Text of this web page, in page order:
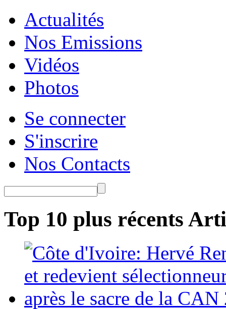
Actualités
Nos Emissions
Vidéos
Photos
Se connecter
S'inscrire
Nos Contacts
Top 10 plus récents